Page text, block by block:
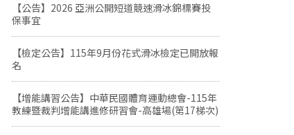
【公告】2026 亞洲公開短道競速滑冰錦標賽投
保事宜
【檢定公告】115年9月份花式滑冰檢定已開放報
名
【增能講習公告】中華民國體育運動總會-115年
教練暨裁判增能講進修研習會-高雄場(第17梯次)